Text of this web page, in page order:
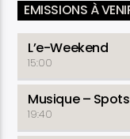
EMISSIONS À
L’e-Weekend
15:00
Musique –
19:40